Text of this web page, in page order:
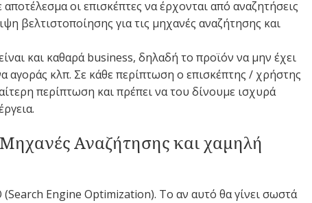
οι επισκέπτες να έρχονται από αναζητήσεις
βελτιστοποίησης για τις μηχανές αναζήτησης και
και καθαρά business, δηλαδή το προϊόν να μην έχει
αγοράς κλπ. Σε κάθε περίπτωση ο επισκέπτης / χρήστης
περίπτωση και πρέπει να του δίνουμε ισχυρά
Αναζήτησης και χαμηλή
(Search Engine Optimization). Το αν αυτό θα γίνει σωστά